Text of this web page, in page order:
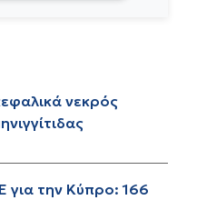
νεκρός
για την Κύπρο: 166